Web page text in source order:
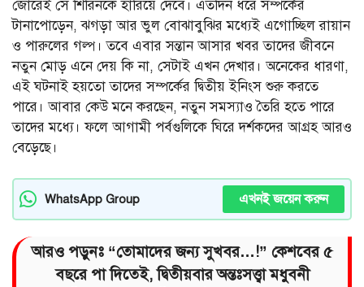
জোরেই সে শিরিনকে হারিয়ে দেবে। এতদিন ধরে সম্পর্কের
টানাপোড়েন, ঝগড়া আর ভুল বোঝাবুঝির মধ্যেই এগোচ্ছিল রায়ান
ও পারুলের গল্প। তবে এবার সন্তান আসার খবর তাদের জীবনে
নতুন মোড় এনে দেয় কি না, সেটাই এখন দেখার। অনেকের ধারণা,
এই ঘটনাই হয়তো তাদের সম্পর্কের দ্বিতীয় ইনিংস শুরু করতে
পারে। আবার কেউ মনে করছেন, নতুন সমস্যাও তৈরি হতে পারে
তাদের মধ্যে। ফলে আগামী পর্বগুলিকে ঘিরে দর্শকদের আগ্রহ আরও
বেড়েছে।
WhatsApp Group এখনই জয়েন করুন
আরও পড়ুনঃ “তোমাদের জন্য সুখবর…!” কেশবের ৫
বছরে পা দিতেই, দ্বিতীয়বার অন্তঃসত্ত্বা মধুবনী